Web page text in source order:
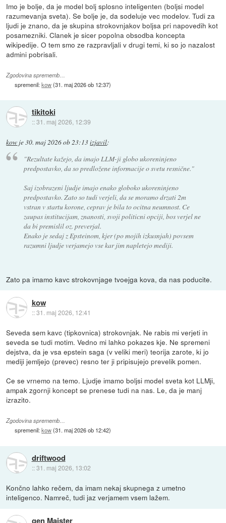
Imo je bolje, da je model bolj splosno inteligenten (boljsi model
razumevanja sveta). Se bolje je, da sodeluje vec modelov. Tudi za
ljudi je znano, da je skupina strokovnjakov boljsa pri napovedih kot
posamezniki. Clanek je sicer popolna obsodba koncepta
wikipedije. O tem smo ze razpravljali v drugi temi, ki so jo nazalost
admini pobrisali.
Zgodovina sprememb…
spremenil:kow(31. maj 2026 ob 12:37)
tikitoki
::31. maj 2026, 12:39
kow je30. maj 2026 ob 23:13izjavil:
"Rezultate kažejo, da imajo LLM-ji globo ukoreninjeno
predpostavko, da so predložene informacije o svetu resnične."
Saj izobrazeni ljudje imajo enako globoko ukoreninjeno
predpostavko. Zato so tudi verjeli, da se moramo drzati 2m
vstran v startu korone, ceprav je bila to ocitna neumnost. Ce
zaupas institucijam, znanosti, svoji politicni opciji, bos verjel ne
da bi premislil oz. preverjal.
Enako je sedaj z Epsteinom, kjer (po mojih izkusnjah) povsem
razumni ljudje verjamejo vse kar jim napletejo mediji.
Zato pa imamo kavc strokovnjage tvoejga kova, da nas poducite.
kow
::31. maj 2026, 12:41
Seveda sem kavc (tipkovnica) strokovnjak. Ne rabis mi verjeti in
seveda se tudi motim. Vedno mi lahko pokazes kje. Ne spremeni
dejstva, da je vsa epstein saga (v veliki meri) teorija zarote, ki jo
mediji jemljejo (prevec) resno ter ji pripisujejo prevelik pomen.
Ce se vrnemo na temo. Ljudje imamo boljsi model sveta kot LLMji,
ampak zgornji koncept se prenese tudi na nas. Le, da je manj
izrazito.
Zgodovina sprememb…
spremenil:kow(31. maj 2026 ob 12:42)
driftwood
::31. maj 2026, 13:02
Končno lahko rečem, da imam nekaj skupnega z umetno
inteligenco. Namreč, tudi jaz verjamem vsem lažem.
gen Maister